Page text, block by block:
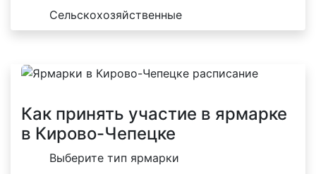
Сельскохозяйственные
Как принять участие в ярмарке
в Кирово-Чепецке
Выберите тип ярмарки